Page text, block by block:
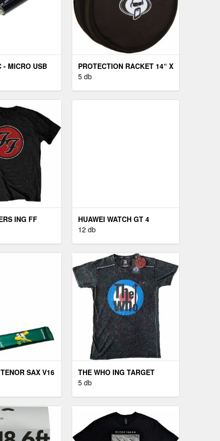
- MICRO USB
PROTECTION RACKET 14“ X
5, 5” STANDARD SNARE
5 db
ING FF
BLACK M
HUAWEI WATCH GT 4
OKOSÓRA (46MM) - FEKETE
12 db
SAX V16
THE WHO ING TARGET
LOGO UNISEX BLACK M
5 db